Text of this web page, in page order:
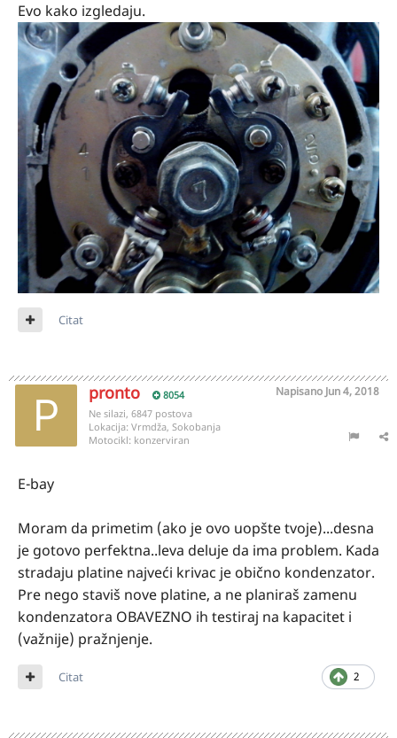
Evo kako izgledaju.
Citat
pronto 8054 Napisano Jun 4, 2018
Ne silazi, 6847 postova
Lokacija: Vrmdža, Sokobanja
Motocikl: konzerviran
E-bay
Moram da primetim (ako je ovo uopšte tvoje)...desna
je gotovo perfektna..leva deluje da ima problem. Kada
stradaju platine najveći krivac je obično kondenzator.
Pre nego staviš nove platine, a ne planiraš zamenu
kondenzatora OBAVEZNO ih testiraj na kapacitet i
(važnije) pražnjenje.
2
Citat